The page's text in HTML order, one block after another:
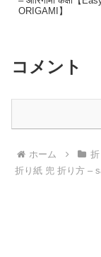
ORIGAMI】
コメント
ホーム
折り紙 兜 折り方 –